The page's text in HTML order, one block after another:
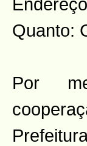
Quanto:
Por